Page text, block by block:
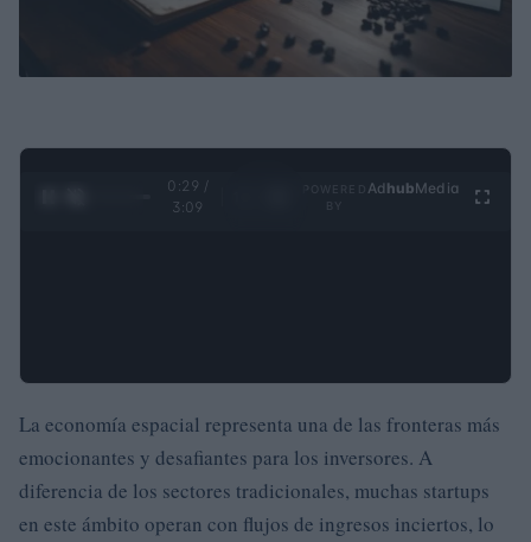
0:30 /
3:09
Ad hubMedia
La economía espacial representa una de las fronteras más
emocionantes y desafiantes para los inversores. A
diferencia de los sectores tradicionales, muchas startups
en este ámbito operan con flujos de ingresos inciertos, lo